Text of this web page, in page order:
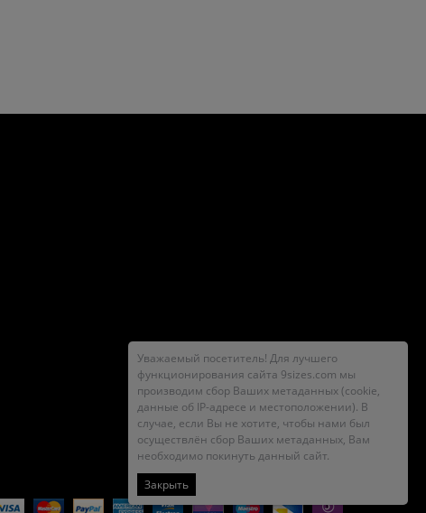
Уважаемый посетитель! Для лучшего
функционирования сайта 9sizes.com мы
производим сбор Ваших метаданных (cookie,
данные об IP-адресе и местоположении). В
случае, если Вы не хотите, чтобы нами был
осуществлён сбор Ваших метаданных, Вам
необходимо покинуть данный сайт.
Закрыть